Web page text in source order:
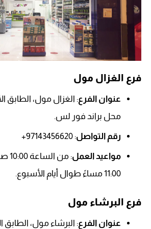
فرع الغزال مول
عنوان الفرع: الغزال مول، الطابق
محل براند فور لس.
رقم التواصل: 97143456620+
مواعيد العمل
: من
11:00 مساءً طوال أيام الأسبوع.
فرع البرشاء مول
عنوان الفرع: البرشاء مول، الطابق